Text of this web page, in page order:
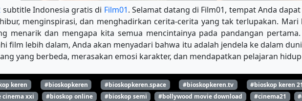
subtitle Indonesia gratis di Film01. Selamat datang di Film01, tempat Anda
menginspirasi, dan menghadirkan cerita-cerita yang tak terlupakan.
menarik dan mengapa kita semua mencintainya pada pandangan
film lebih dalam, Anda akan menyadari bahwa itu adalah jendela ke dalam
yang berbeda, merasakan emosi karakter, dan mendapatkan pelajaran
keren #bioskopkeren #bioskopkeren.space #bioskopkeren.tv #bioskop keren 21
cinema xxi #bioskop online #bioskop semi #bollywood movie download #cinema21